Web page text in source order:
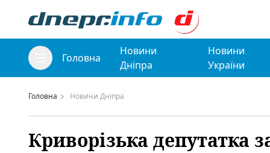
Головна
Новини
Дніпра
Новини
України
Головна Новини Дніпра
Криворізька депутатка